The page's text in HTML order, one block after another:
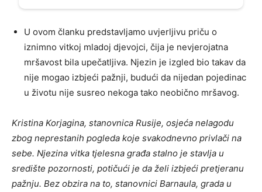
U ovom članku predstavljamo uvjerljivu priču o
iznimno vitkoj mladoj djevojci, čija je nevjerojatna
mršavost bila upečatljiva. Njezin je izgled bio takav da
nije mogao izbjeći pažnji, budući da nijedan pojedinac
u životu nije susreo nekoga tako neobično mršavog.
Kristina Korjagina, stanovnica Rusije, osjeća nelagodu
zbog neprestanih pogleda koje svakodnevno privlači na
sebe. Njezina vitka tjelesna građa stalno je stavlja u
središte pozornosti, potičući je da želi izbjeći pretjeranu
pažnju. Bez obzira na to, stanovnici Barnaula, grada u